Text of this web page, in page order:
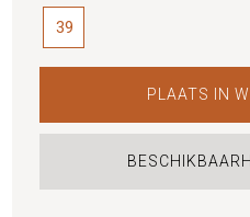
39
PLAATS IN